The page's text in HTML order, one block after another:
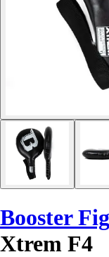
Booster
Xtrem F4